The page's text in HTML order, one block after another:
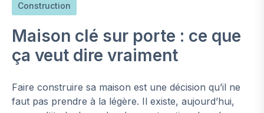
Construction
Maison clé sur porte : ce que
ça veut dire vraiment
Faire construire sa maison est une décision qu’il ne
faut pas prendre à la légère. Il existe, aujourd’hui,